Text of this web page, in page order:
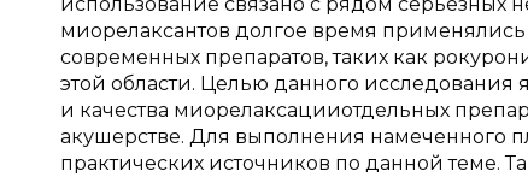
миорелаксантов долгое время
современных препаратов, таких как
этой области. Целью данного исследования
и качества миорелаксацииотдельных
акушерстве. Для выполнения намеченного
практических источников по данной теме.